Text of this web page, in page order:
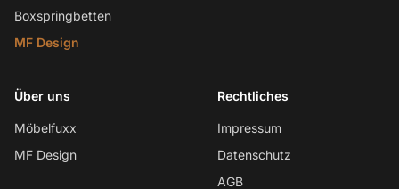
Boxspringbetten
MF Design
Über uns
Möbelfuxx
MF Design
Rechtliches
Impressum
Datenschutz
AGB